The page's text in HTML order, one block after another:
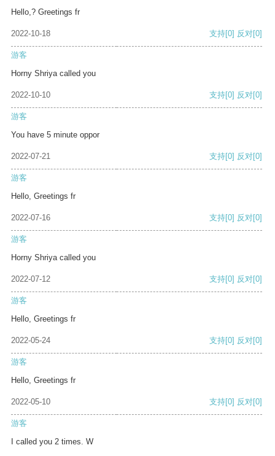
Hello,? Greetings fr
2022-10-18 支持[0] 反对[0]
游客
Horny Shriya called you
2022-10-10 支持[0] 反对[0]
游客
You have 5 minute oppor
2022-07-21 支持[0] 反对[0]
游客
Hello, Greetings fr
2022-07-16 支持[0] 反对[0]
游客
Horny Shriya called you
2022-07-12 支持[0] 反对[0]
游客
Hello, Greetings fr
2022-05-24 支持[0] 反对[0]
游客
Hello, Greetings fr
2022-05-10 支持[0] 反对[0]
游客
I called you 2 times. W